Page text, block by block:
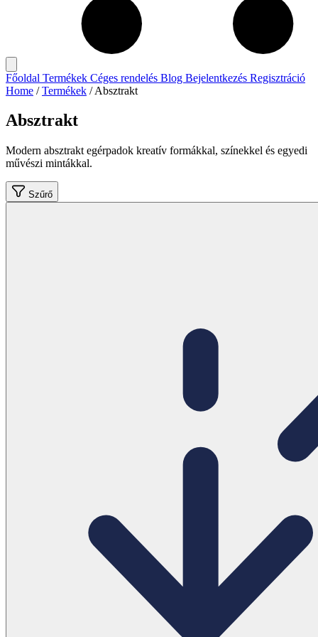
Főoldal Termékek Céges rendelés Blog Bejelentkezés Regisztráció
Home / Termékek / Absztrakt
Absztrakt
Modern absztrakt egérpadok kreatív formákkal, színekkel és egyedi
művészi mintákkal.
Szűrő